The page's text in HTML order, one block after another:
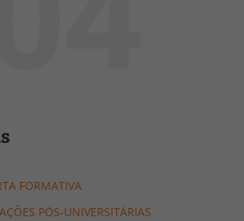
FORMATIVA
PÓS-UNIVERSITÁRIAS